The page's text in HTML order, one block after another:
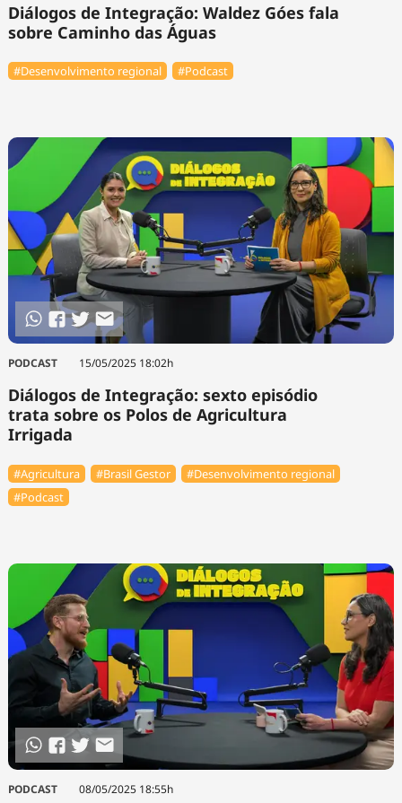
Diálogos de Integração: Waldez Góes fala
sobre Caminho das Águas
#Desenvolvimento regional #Podcast
PODCAST 15/05/2025 18:02h
Diálogos de Integração: sexto episódio
trata sobre os Polos de Agricultura
Irrigada
#Agricultura #Brasil Gestor
#Desenvolvimento regional
#Podcast
PODCAST 08/05/2025 18:55h